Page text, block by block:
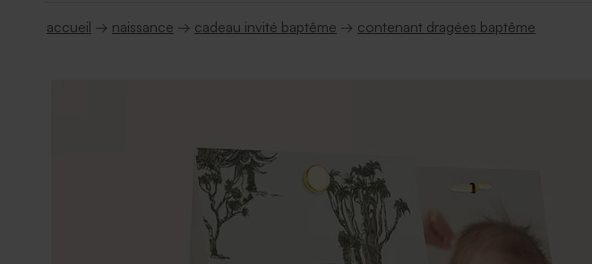
accueil → naissance → cadeau invité baptême → contenant dragées baptême